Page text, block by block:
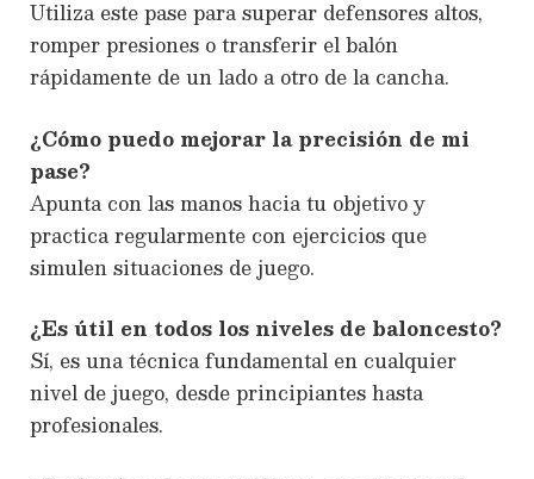
Utiliza este pase para superar defensores altos,
romper presiones o transferir el balón
rápidamente de un lado a otro de la cancha.
¿Cómo puedo mejorar la precisión de mi
pase?
Apunta con las manos hacia tu objetivo y
practica regularmente con ejercicios que
simulen situaciones de juego.
¿Es útil en todos los niveles de baloncesto?
Sí, es una técnica fundamental en cualquier
nivel de juego, desde principiantes hasta
profesionales.